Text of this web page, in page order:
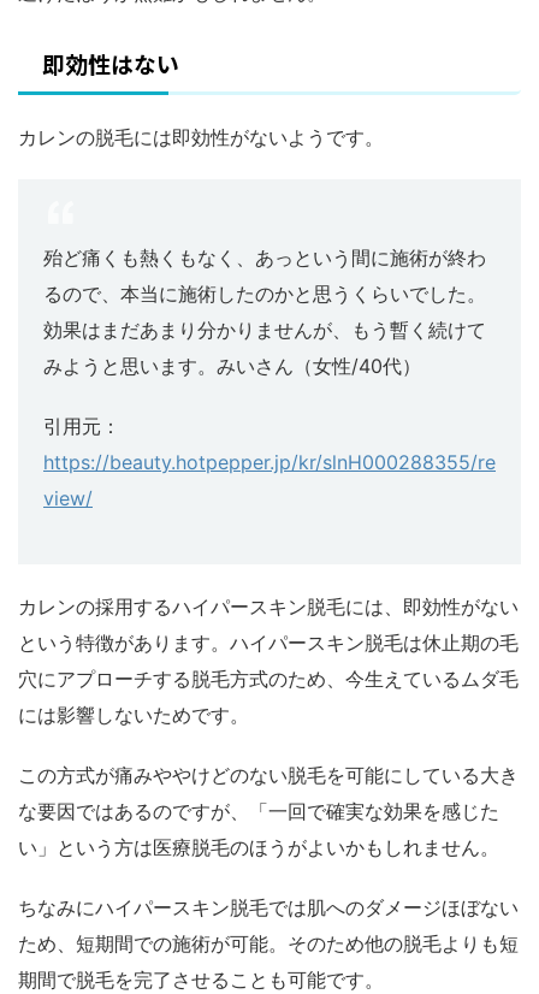
即効性はない
カレンの脱毛には即効性がないようです。
殆ど痛くも熱くもなく、あっという間に施術が終わ
るので、本当に施術したのかと思うくらいでした。
効果はまだあまり分かりませんが、もう暫く続けて
みようと思います。みいさん（女性/40代）
引用元：
https://beauty.hotpepper.jp/kr/slnH000288355/re
view/
カレンの採用するハイパースキン脱毛には、即効性がない
という特徴があります。ハイパースキン脱毛は休止期の毛
穴にアプローチする脱毛方式のため、今生えているムダ毛
には影響しないためです。
この方式が痛みややけどのない脱毛を可能にしている大き
な要因ではあるのですが、「一回で確実な効果を感じた
い」という方は医療脱毛のほうがよいかもしれません。
ちなみにハイパースキン脱毛では肌へのダメージほぼない
ため、短期間での施術が可能。そのため他の脱毛よりも短
期間で脱毛を完了させることも可能です。